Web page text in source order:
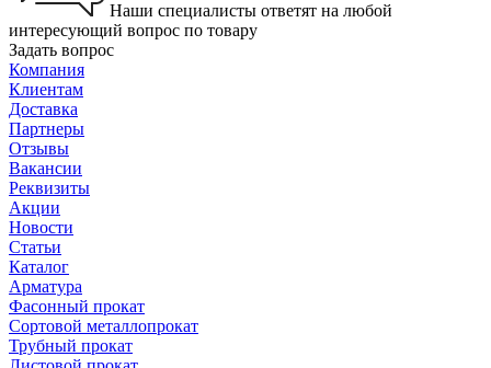
Наши специалисты ответят на любой
интересующий вопрос по товару
Задать вопрос
Компания
Клиентам
Доставка
Партнеры
Отзывы
Вакансии
Реквизиты
Акции
Новости
Статьи
Каталог
Арматура
Фасонный прокат
Сортовой металлопрокат
Трубный прокат